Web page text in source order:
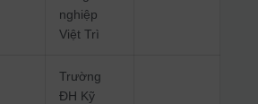
nghiệp
Việt Trì
Trường
ĐH Kỹ